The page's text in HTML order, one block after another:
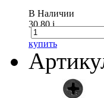
В Наличии
30.80i
купить